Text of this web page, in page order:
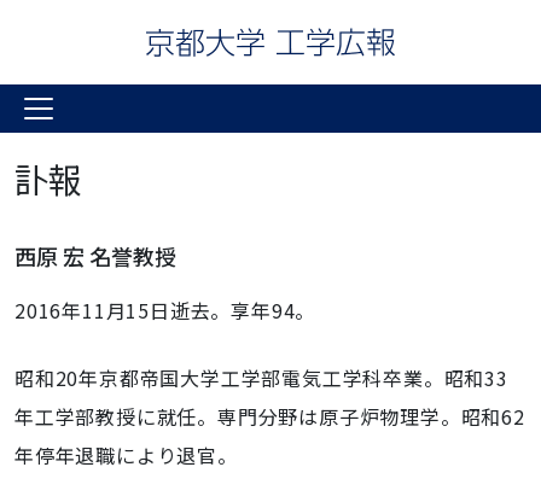
訃報
西原 宏 名誉教授
2016年11月15日逝去。享年94。
昭和20年京都帝国大学工学部電気工学科卒業。昭和33
年工学部教授に就任。専門分野は原子炉物理学。昭和62
年停年退職により退官。